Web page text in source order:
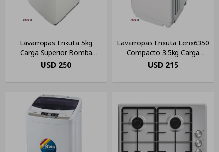
Lavarropas Enxuta 5kg
Carga Superior Bomba
Incluída En Color Blanco
USD 250
Lavarropas Enxuta Lenx6350
Compacto 3.5kg Carga
Superior
USD 215